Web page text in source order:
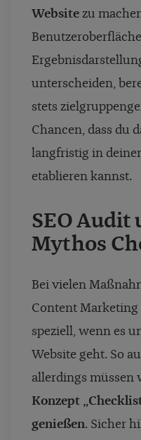
Website zu
unterscheiden,
stets
Chancen, dass du
langfristig in
etablieren kannst.
SEO Audit
Mythos
Bei vielen
Content Marketing
speziell, wenn es
Website geht. So
allerdings müssen
Konzept
genießen. Sicher